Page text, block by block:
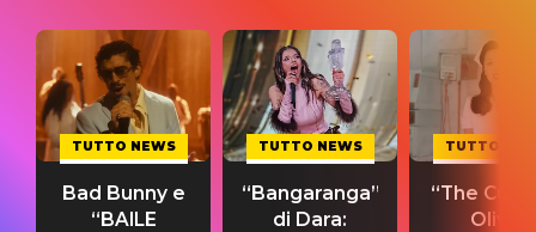
TUTTO NEWS
Bad Bunny e
“BAILE
TUTTO NEWS
“Bangaranga”
di Dara:
TUTTO
“The
Olivia